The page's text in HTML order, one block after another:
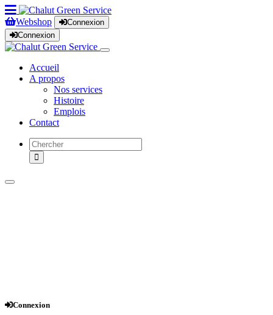
Webshop
Connexion
Connexion
Accueil
A propos
Nos services
Histoire
Emplois
Contact
Connexion